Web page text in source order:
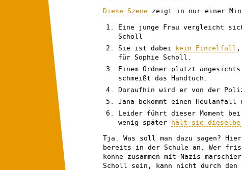
Diese Szene zeigt in nur einer
Eine junge Frau vergleicht
Scholl
Sie ist dabei kein Einzelfall ,
für Sophie Scholl.
Einem Ordner platzt
schmeißt das Handtuch.
Daraufhin wird er von der
Jana bekommt einen
Leider führt dieser Moment
wenig später hält sie dieselbe
Tja. Was soll man dazu sagen?
bereits in der Schule an. Wer
könne zusammen mit Nazis
Scholl sein, kann nicht durch den